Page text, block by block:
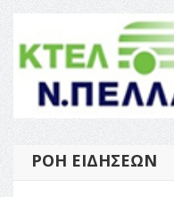
ΡΟΉ ΕΙΔΉΣΕΩΝ